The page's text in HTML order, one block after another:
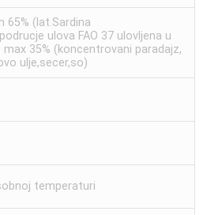
65% (lat.Sardina
ulova FAO 37 ulovljena u
35% (koncentrovani paradajz,
ulje,secer,so)
temperaturi